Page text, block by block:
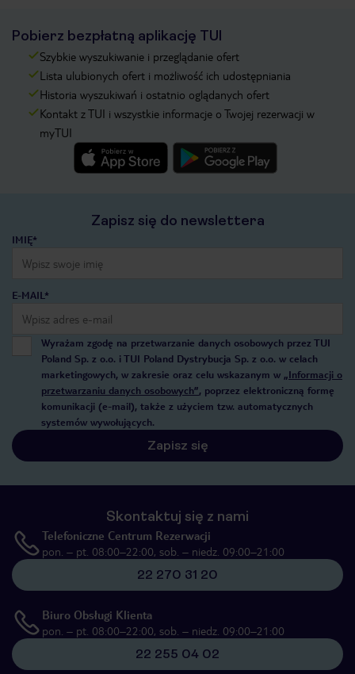
Pobierz bezpłatną aplikację TUI
Szybkie wyszukiwanie i przeglądanie ofert
Lista ulubionych ofert i możliwość ich udostępniania
Historia wyszukiwań i ostatnio oglądanych ofert
Kontakt z TUI i wszystkie informacje o Twojej rezerwacji w
myTUI
Zapisz się do newslettera
IMIĘ*
E-MAIL*
Wyrażam zgodę na przetwarzanie danych osobowych przez TUI
Poland Sp. z o.o. i TUI Poland Dystrybucja Sp. z o.o. w celach
marketingowych, w zakresie oraz celu wskazanym w „Informacji o
przetwarzaniu danych osobowych”, poprzez elektroniczną formę
komunikacji (e-mail), także z użyciem tzw. automatycznych
systemów wywołujących.
Zapisz się
Skontaktuj się z nami
Telefoniczne Centrum Rezerwacji
pon. – pt. 08:00–22:00, sob. – niedz. 09:00–21:00
22 270 31 20
Biuro Obsługi Klienta
pon. – pt. 08:00–22:00, sob. – niedz. 09:00–21:00
22 255 04 02